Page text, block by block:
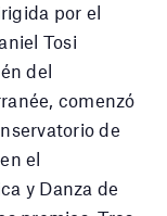
por el
Tosi
del
comenzó
de
el
y Danza de